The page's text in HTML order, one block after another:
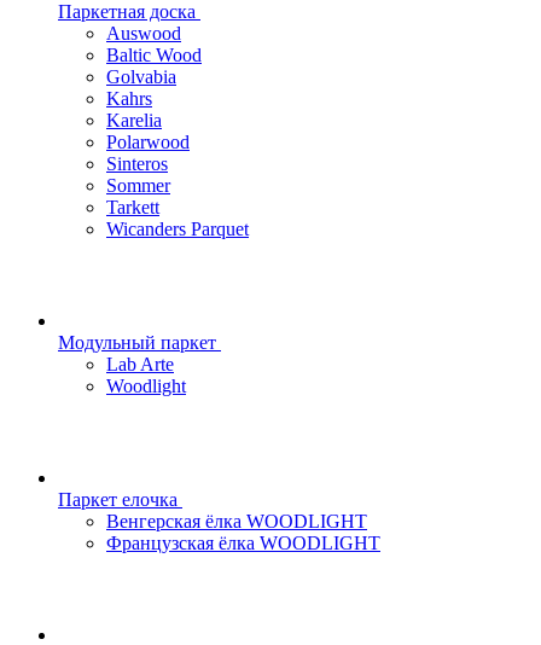
Паркетная доска
Auswood
Baltic Wood
Golvabia
Kahrs
Karelia
Polarwood
Sinteros
Sommer
Tarkett
Wicanders Parquet
Модульный паркет
Lab Arte
Woodlight
Паркет елочка
Венгерская ёлка WOODLIGHT
Французская ёлка WOODLIGHT